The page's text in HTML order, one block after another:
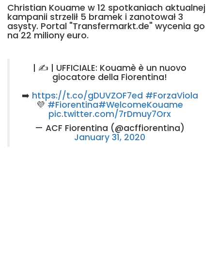
Christian Kouame w 12 spotkaniach aktualnej
kampanii strzelił 5 bramek i zanotował 3
asysty. Portal "Transfermarkt.de" wycenia go
na 22 miliony euro.
| ✍️ | UFFICIALE: Kouamè è un nuovo
giocatore della Fiorentina!
➡️ https://t.co/gDUVZOF7ed #ForzaViola
💜#Fiorentina#WelcomeKouame
pic.twitter.com/7rDmuy7Orx
— ACF Fiorentina (@acffiorentina)
January 31, 2020